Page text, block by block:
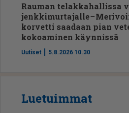
Rauman telakkahallissa
jenkkimurtajalle –
korvetti saadaan pian
kokoaminen käynnissä
Uutiset 5.8.2026 10.30
Luetuimmat